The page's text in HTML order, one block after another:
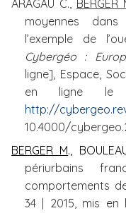
ARAGAU C., BERGER
moyennes
l’exemple de
Cybergéo :
ligne], Espace,
en ligne le
http://
10.4000/
BERGER M.,
périurbains
comportements
34 | 2015, mis en